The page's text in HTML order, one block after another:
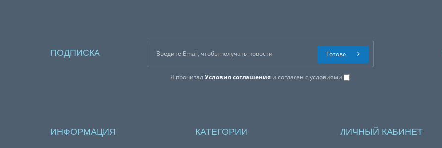
ПОДПИСКА
Я прочиталУсловия соглашения и согласен с условиями
Готово
ИНФОРМАЦИЯ КАТЕГОРИИ ЛИЧНЫЙ КАБИНЕТ